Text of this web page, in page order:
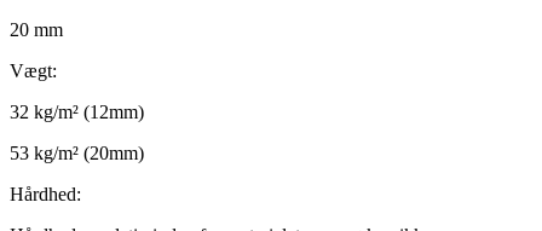
20 mm
Vægt:
32 kg/m² (12mm)
53 kg/m² (20mm)
Hårdhed: